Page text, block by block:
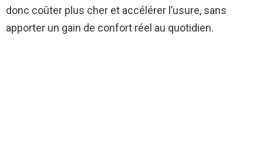
donc coûter plus cher et accélérer l’usure, sans
apporter un gain de confort réel au quotidien.